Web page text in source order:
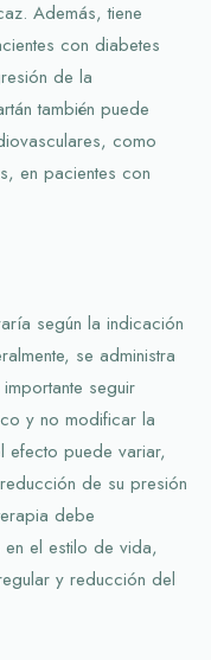
Además, tiene
con diabetes
de la
también puede
como
en pacientes con
según la indicación
se administra
seguir
y no modificar la
efecto puede variar,
de su presión
debe
el estilo de vida,
y reducción del